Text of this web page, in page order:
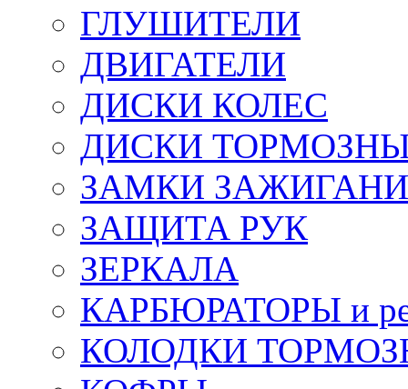
ГЛУШИТЕЛИ
ДВИГАТЕЛИ
ДИСКИ КОЛЕС
ДИСКИ
ЗАМКИ
ЗАЩИТА РУК
ЗЕРКАЛА
КАРБЮРАТОРЫ и
КОЛОДКИ